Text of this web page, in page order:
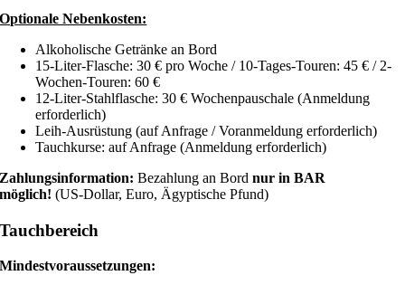
Optionale Nebenkosten:
Alkoholische Getränke an Bord
15-Liter-Flasche: 30 € pro Woche / 10-Tages-Touren: 45 € / 2-
Wochen-Touren: 60 €
12-Liter-Stahlflasche: 30 € Wochenpauschale (Anmeldung
erforderlich)
Leih-Ausrüstung (auf Anfrage / Voranmeldung erforderlich)
Tauchkurse: auf Anfrage (Anmeldung erforderlich)
Zahlungsinformation:Bezahlung an Bordnur in BAR
möglich!(US-Dollar, Euro, Ägyptische Pfund)
Tauchbereich
Mindestvoraussetzungen: